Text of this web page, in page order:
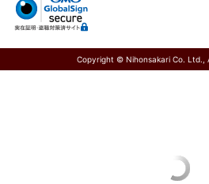
Copyright © Nihonsakari Co. Ltd.,